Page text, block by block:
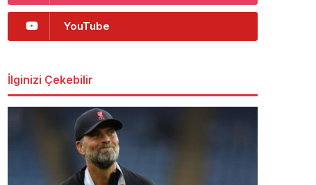
YouTube
İlginizi Çekebilir